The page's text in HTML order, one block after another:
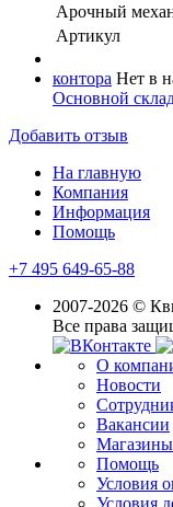
Арочный
Артикул
контора Нет в
Основной
Добавить отзыв
На главную
Компания
Информация
Помощь
+7 495 649-65-88
2007-2026 ©
Все права
О
Новости
Вакансии
Магазины
Помощь
Условия